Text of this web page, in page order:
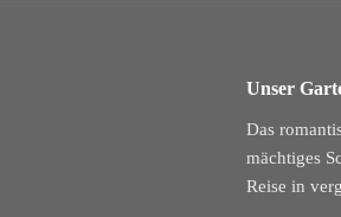
Unser
Das
mächtiges
Reise in